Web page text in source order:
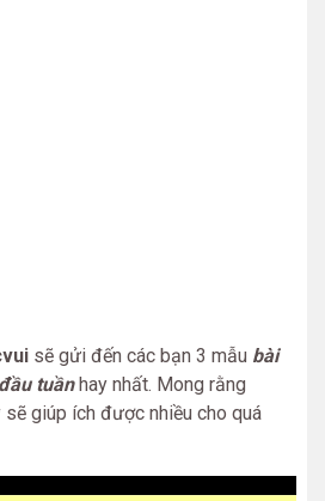
sẽ gửi đến các bạn 3 mẫu bài
tuầnhay nhất. Mong rằng
giúp ích được nhiều cho quá